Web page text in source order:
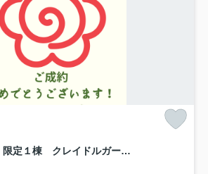
館林市松沼町第２ 限定１棟 クレイドルガーデン 新築建売